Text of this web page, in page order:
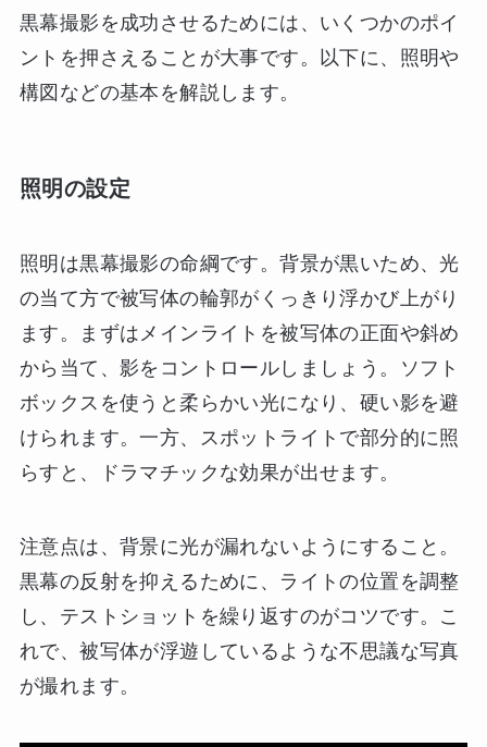
黒幕撮影を成功させるためには、いくつかのポイ
ントを押さえることが大事です。以下に、照明や
構図などの基本を解説します。
照明の設定
照明は黒幕撮影の命綱です。背景が黒いため、光
の当て方で被写体の輪郭がくっきり浮かび上がり
ます。まずはメインライトを被写体の正面や斜め
から当て、影をコントロールしましょう。ソフト
ボックスを使うと柔らかい光になり、硬い影を避
けられます。一方、スポットライトで部分的に照
らすと、ドラマチックな効果が出せます。
注意点は、背景に光が漏れないようにすること。
黒幕の反射を抑えるために、ライトの位置を調整
し、テストショットを繰り返すのがコツです。こ
れで、被写体が浮遊しているような不思議な写真
が撮れます。